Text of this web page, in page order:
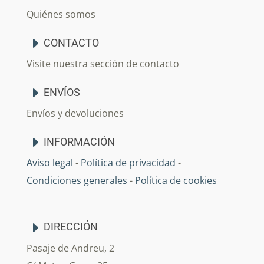
Quiénes somos
CONTACTO
Visite nuestra sección de contacto
ENVÍOS
Envíos y devoluciones
INFORMACIÓN
Aviso legal - Política de privacidad -
Condiciones generales - Política de cookies
DIRECCIÓN
Pasaje de Andreu, 2